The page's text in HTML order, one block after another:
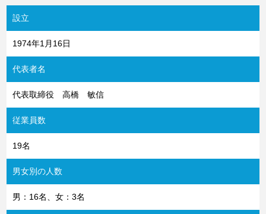
設立
1974年1月16日
代表者名
代表取締役 高橋 敏信
従業員数
19名
男女別の人数
男：16名、女：3名